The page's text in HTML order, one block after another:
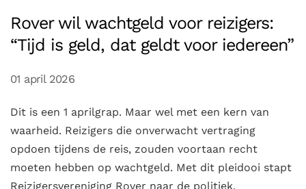
Rover wil wachtgeld voor reizigers:
“Tijd is geld, dat geldt voor iedereen”
01 april 2026
Dit is een 1 aprilgrap. Maar wel met een kern van
waarheid. Reizigers die onverwacht vertraging
opdoen tijdens de reis, zouden voortaan recht
moeten hebben op wachtgeld. Met dit pleidooi stapt
Reizigersvereniging Rover naar de politiek.